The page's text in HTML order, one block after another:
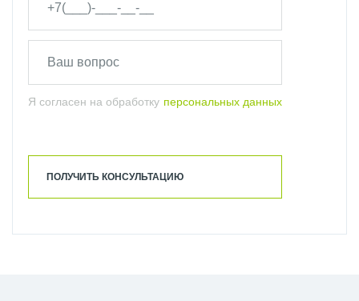
Я согласен на обработку персональных данных
ПОЛУЧИТЬ КОНСУЛЬТАЦИЮ